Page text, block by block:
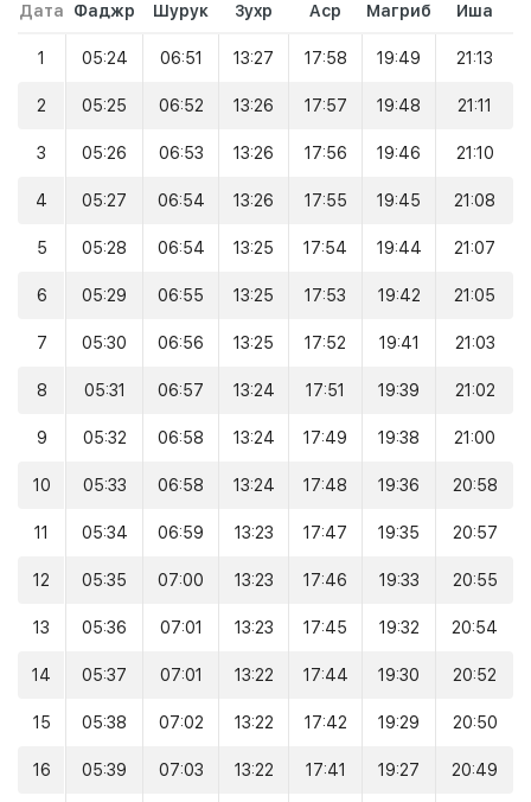
Дата Фаджр Шурук Зухр Аср Магриб Иша
1 05:24 06:51 13:27 17:58 19:49 21:13
2 05:25 06:52 13:26 17:57 19:48 21:11
3 05:26 06:53 13:26 17:56 19:46 21:10
4 05:27 06:54 13:26 17:55 19:45 21:08
5 05:28 06:54 13:25 17:54 19:44 21:07
6 05:29 06:55 13:25 17:53 19:42 21:05
7 05:30 06:56 13:25 17:52 19:41 21:03
8 05:31 06:57 13:24 17:51 19:39 21:02
9 05:32 06:58 13:24 17:49 19:38 21:00
10 05:33 06:58 13:24 17:48 19:36 20:58
11 05:34 06:59 13:23 17:47 19:35 20:57
12 05:35 07:00 13:23 17:46 19:33 20:55
13 05:36 07:01 13:23 17:45 19:32 20:54
14 05:37 07:01 13:22 17:44 19:30 20:52
15 05:38 07:02 13:22 17:42 19:29 20:50
16 05:39 07:03 13:22 17:41 19:27 20:49